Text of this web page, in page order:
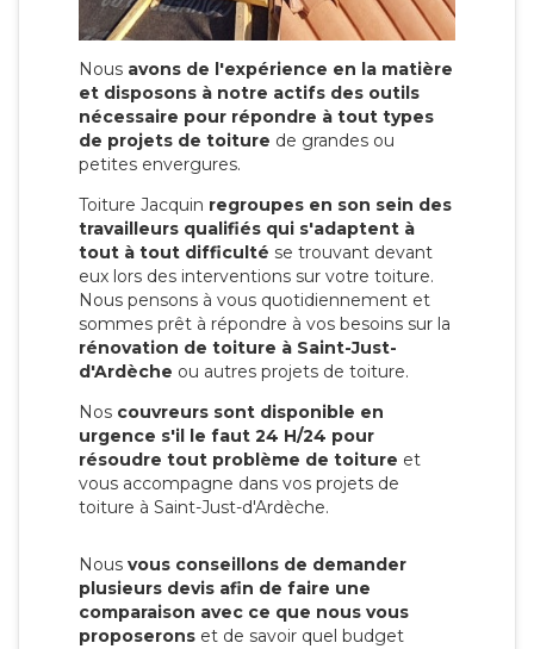
Nous avons de l'expérience en la matière
et disposons à notre actifs des outils
nécessaire pour répondre à tout types
de projets de toiture de grandes ou
petites envergures.
Toiture Jacquin regroupes en son sein des
travailleurs qualifiés qui s'adaptent à
tout à tout difficulté se trouvant devant
eux lors des interventions sur votre toiture.
Nous pensons à vous quotidiennement et
sommes prêt à répondre à vos besoins sur la
rénovation de toiture à Saint-Just-
d'Ardèche ou autres projets de toiture.
Nos couvreurs sont disponible en
urgence s'il le faut 24 H/24 pour
résoudre tout problème de toiture et
vous accompagne dans vos projets de
toiture à Saint-Just-d'Ardèche.
Nous vous conseillons de demander
plusieurs devis afin de faire une
comparaison avec ce que nous vous
proposerons et de savoir quel budget